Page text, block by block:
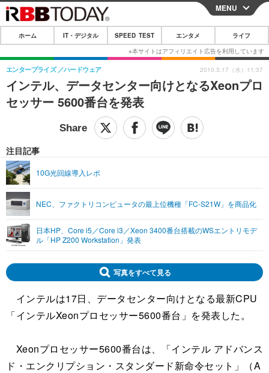
CLOSE
ホーム
IT・デジタル
IT・デジタルTOP スマートフォン
その他
SPEED TEST
映画・ドラマ
グラビア
ショッピング その他
ライフTOP
リリース一覧
プッシュ通知の停止方法
MENU
ホーム IT・デジタル SPEED TEST エンタメ ライフ
インテル、データセンター向けとなるXeonプロ
セッサー 5600番台を発表
エンタープライズ ハードウェア
注目記事
10G光回線導入レポ
NEC、ファクトリコンピュータの最上位機種「FC-S21W」を商品化
日本HP、Core i5／Core i3／Xeon 3400番台搭載のWSエントリモデ
ル「HP Z200 Workstation」発表
2010.3.17（水）11:37
写真をすべて見る
インテルは17日、データセンター向けとなる最新CPU
「インテルXeonプロセッサー5600番台」を発表した。
Xeonプロセッサー5600番台は、「インテル アドバンス
ド・エンクリプション・スタンダード新命令セット」（A